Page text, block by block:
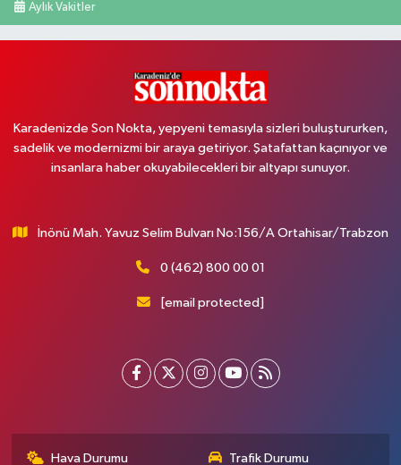
Aylık Vakitler
Karadenizde Son Nokta, yepyeni temasıyla sizleri buluştururken,
sadelik ve modernizmi bir araya getiriyor. Şatafattan kaçınıyor ve
insanlara haber okuyabilecekleri bir altyapı sunuyor.
İnönü Mah. Yavuz Selim Bulvarı No:156/A Ortahisar/Trabzon
0 (462) 800 00 01
[email protected]
Hava Durumu Trafik Durumu